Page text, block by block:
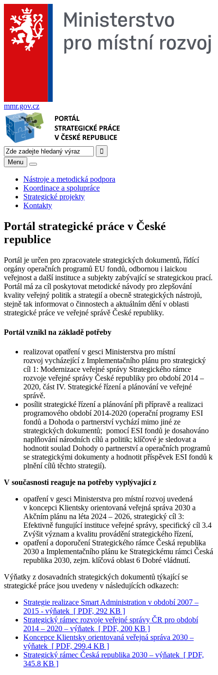
mmr.gov.cz
Menu
Nástroje a metodická podpora
Koordinace a spolupráce
Strategické projekty
Kontakty
Portál strategické práce v České
republice
Portál je určen pro zpracovatele strategických dokumentů, řídící
orgány operačních programů EU fondů, odbornou i laickou
veřejnost a další instituce a subjekty zabývající se strategickou prací.
Portál má za cíl poskytovat metodické návody pro zlepšování
kvality veřejný politik a strategií a obecně strategických nástrojů,
stejně tak informovat o činnostech a aktuálním dění v oblasti
strategické práce ve veřejné správě České republiky.
Portál vznikl na základě potřeby
realizovat opatření v gesci Ministerstva pro místní
rozvoj vycházející z Implementačního plánu pro strategický
cíl 1: Modernizace veřejné správy Strategického rámce
rozvoje veřejné správy České republiky pro období 2014 –
2020, část IV. Strategické řízení a plánování ve veřejné
správě.
posílit strategické řízení a plánování při přípravě a realizaci
programového období 2014-2020 (operační programy ESI
fondů a Dohoda o partnerství vychází mimo jiné ze
strategických dokumentů; pomocí ESI fondů je dosahováno
naplňování národních cílů a politik; klíčové je sledovat a
hodnotit soulad Dohody o partnerství a operačních programů
se strategickými dokumenty a hodnotit příspěvek ESI fondů k
plnění cílů těchto strategií).
V současnosti reaguje na potřeby vyplývající z
opatření v gesci Ministerstva pro místní rozvoj uvedená
v koncepci Klientsky orientovaná veřejná správa 2030 a
Akčním plánu na léta 2024 – 2026, strategický cíl 3:
Efektivně fungující instituce veřejné správy, specifický cíl 3.4
Zvýšit význam a kvalitu provádění strategického řízení,
opatření a doporučení Strategického rámce Česká republika
2030 a Implementačního plánu ke Strategickému rámci Česká
republika 2030, zejm. klíčová oblast 6 Dobré vládnutí.
Výňatky z dosavadních strategických dokumentů týkající se
strategické práce jsou uvedeny v následujících odkazech:
Strategie realizace Smart Administration v období 2007 –
2015 - výňatek [ PDF, 292 KB ]
Strategický rámec rozvoje veřejné správy ČR pro období
2014 – 2020 – výňatek [ PDF, 200 KB ]
Koncepce Klientsky orientovaná veřejná správa 2030 –
výňatek [ PDF, 299.4 KB ]
Strategický rámec Česká republika 2030 – výňatek [ PDF,
345.8 KB ]